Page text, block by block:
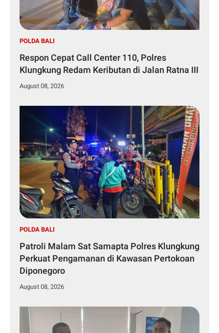
POLDA BALI
Respon Cepat Call Center 110, Polres
Klungkung Redam Keributan di Jalan Ratna III
August 08, 2026
POLDA BALI
Patroli Malam Sat Samapta Polres Klungkung
Perkuat Pengamanan di Kawasan Pertokoan
Diponegoro
August 08, 2026